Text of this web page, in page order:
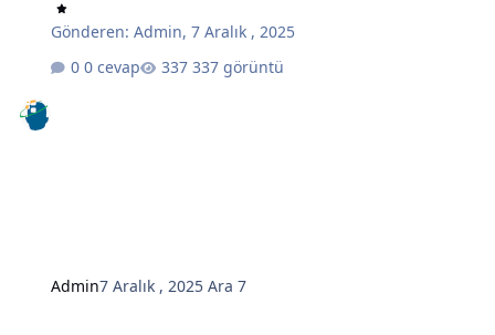
Gönderen:Admin,7 Aralık , 2025
0 cevap
337 görüntü
Admin7 Aralık , 2025Ara 7